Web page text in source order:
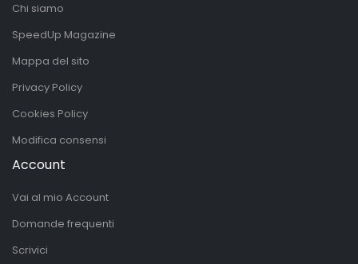
Chi siamo
SpeedUp Magazine
Mappa del sito
Privacy Policy
Cookies Policy
Modifica consensi
Account
Vai al mio Account
Domande frequenti
Scrivici